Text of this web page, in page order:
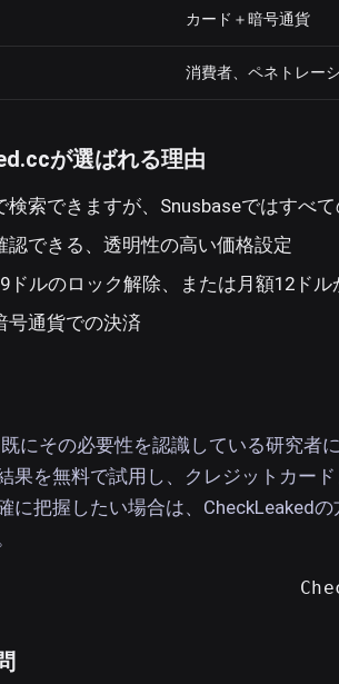
カード＋暗号通貨
消費者、ペネトレー
が選ばれる理由
検索できますが、Snusbaseではすべ
認できる、透明性の高い価格設定
ドルのロック解除、または月額12ドル
号通貨での決済
にその必要性を認識している研究者
果を無料で試用し、クレジットカー
に把握したい場合は、CheckLeaked